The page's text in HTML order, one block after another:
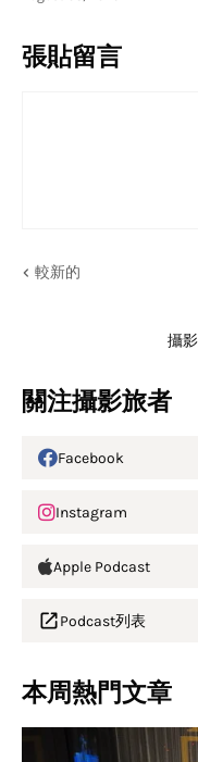
張貼留言
較新的
攝
關注攝影旅者
Facebook
Instagram
Apple Podcast
Podcast列表
本周熱門文章